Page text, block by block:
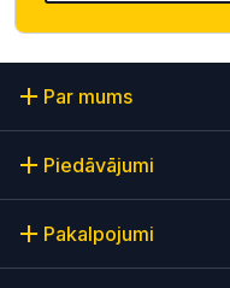
Par mums
Piedāvājumi
Pakalpojumi